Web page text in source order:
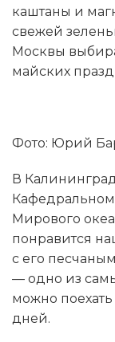
каштаны и
свежей
Москвы
майских
Фото: Юрий
В
Кафедральном
Мирового
понравится
с его
— одно из
можно
дней.